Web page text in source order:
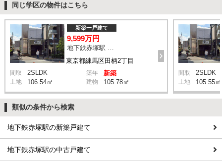
同じ学区の物件はこちら
東京都練馬区田柄2丁目
新築一戸建て
9,599万円
地下鉄赤塚駅 徒歩12分
間取 2SLDK 築年 新築
土地 106.54㎡ 建物 105.78㎡
間取 2SLDK
土地 105.55㎡
類似の条件から検索
地下鉄赤塚駅の新築戸建て
地下鉄赤塚駅の中古戸建て